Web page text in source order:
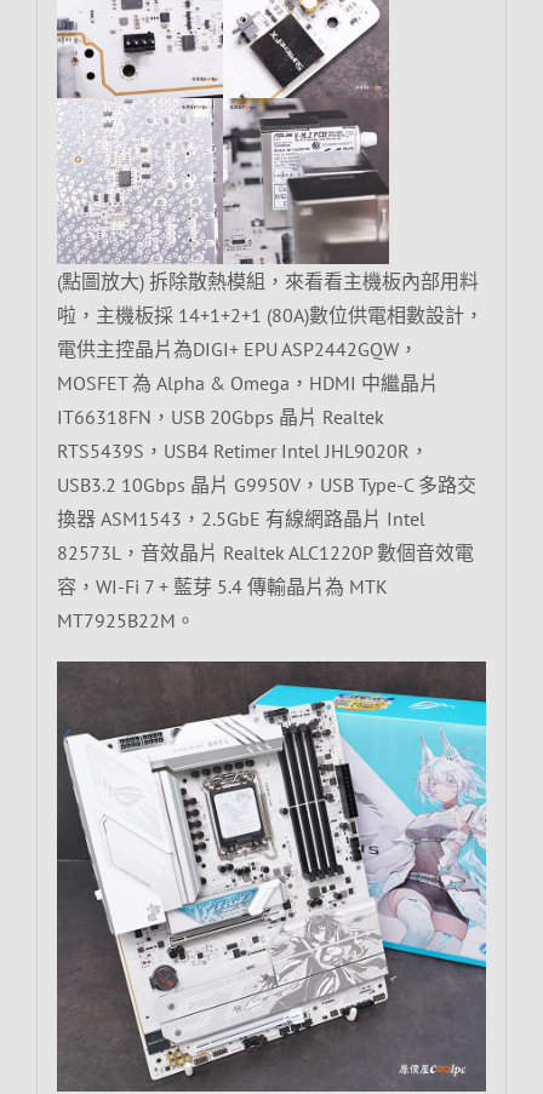
(點圖放大) 拆除散熱模組，來看看主機板內部用料
啦，主機板採 14+1+2+1 (80A)數位供電相數設計，
電供主控晶片為DIGI+ EPU ASP2442GQW，
MOSFET 為 Alpha & Omega，HDMI 中繼晶片
IT66318FN，USB 20Gbps 晶片 Realtek
RTS5439S，USB4 Retimer Intel JHL9020R，
USB3.2 10Gbps 晶片 G9950V，USB Type-C 多路交
換器 ASM1543，2.5GbE 有線網路晶片 Intel
82573L，音效晶片 Realtek ALC1220P 數個音效電
容，WI-Fi 7 + 藍芽 5.4 傳輸晶片為 MTK
MT7925B22M。